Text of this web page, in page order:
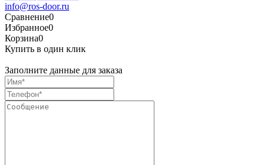
info@ros-door.ru
Сравнение0
Избранное0
Корзина0
Купить в один клик
Заполните данные для заказа